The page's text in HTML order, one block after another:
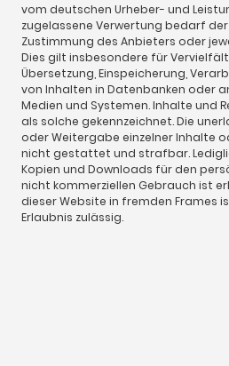
vom deutschen Urheber- und
zugelassene Verwertung bedarf
Zustimmung des Anbieters oder
Dies gilt insbesondere für
Übersetzung, Einspeicherung,
von Inhalten in Datenbanken oder
Medien und Systemen. Inhalte und
als solche gekennzeichnet. Die
oder Weitergabe einzelner Inhalte
nicht gestattet und strafbar.
Kopien und Downloads für den
nicht kommerziellen Gebrauch ist
dieser Website in fremden Frames
Erlaubnis zulässig.